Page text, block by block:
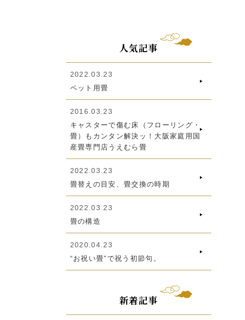
人気記事
2022.03.23
ペット用畳
2016.03.23
キャスターで傷む床（フローリング・
畳）もカンタン解決ッ！大阪家庭用国
産畳専門店うえむら畳
2022.03.23
畳替えの目安、畳交換の時期
2022.03.23
畳の構造
2020.04.23
“お祝い畳”で祝う初節句。
新着記事